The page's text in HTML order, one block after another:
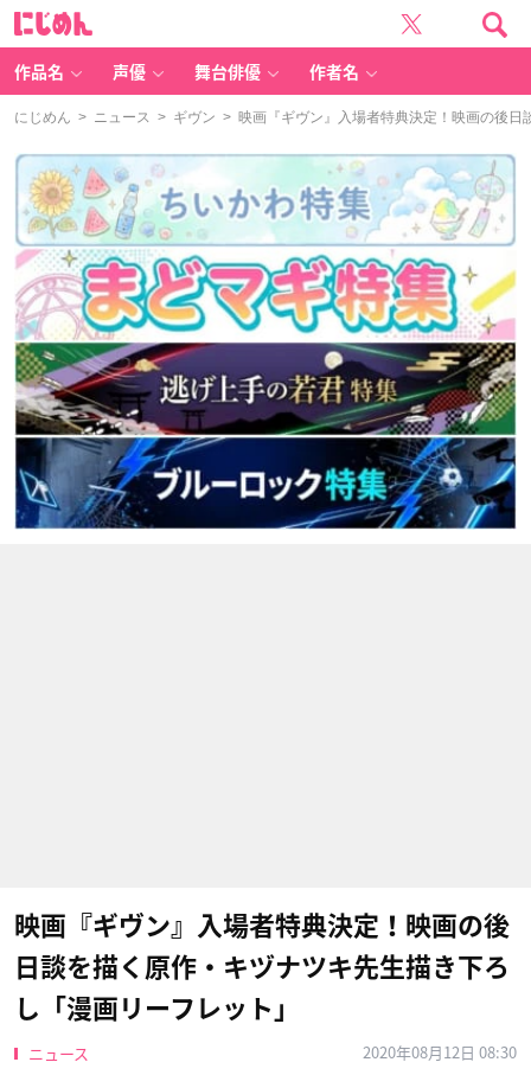
作品名 声優 舞台俳優 作者名
にじめん > ニュース > ギヴン > 映画『ギヴン』入場者特典決定！映画の後日
映画『ギヴン』入場者特典決定！映画の後
日談を描く原作・キヅナツキ先生描き下ろ
し「漫画リーフレット」
ニュース
2020年08月12日 08:30